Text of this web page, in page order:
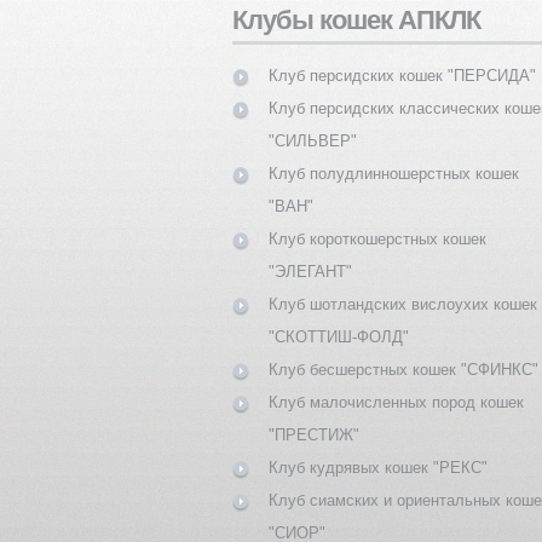
Клубы кошек АПКЛК
Клуб персидских кошек "ПЕРСИДА"
Клуб персидских классических
"СИЛЬВЕР"
Клуб полудлинношерстных кошек
"ВАН"
Клуб короткошерстных кошек
"ЭЛЕГАНТ"
Клуб шотландских вислоухих кошек
"СКОТТИШ-ФОЛД"
Клуб бесшерстных кошек "СФИНКС"
Клуб малочисленных пород кошек
"ПРЕСТИЖ"
Клуб кудрявых кошек "РЕКС"
Клуб сиамских и ориентальных
"СИОР"